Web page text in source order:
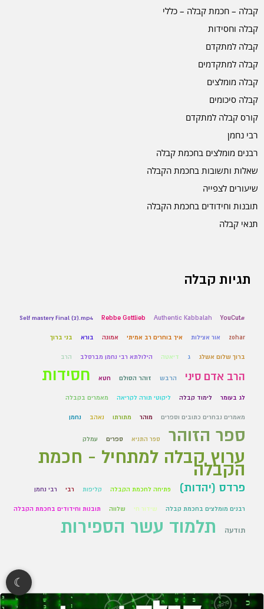
קבלה – חכמת קבלה – כללי
קבלה וחסידות
קבלה למתקדם
קבלה למתקדמים
קבלה מומלצים
קבלה סיכומים
קורס קבלה למתקדם
רבי נחמן
רבנים מומלצים בחכמת קבלה
שאלות ותשובות בחכמת הקבלה
שיעורים לצפייה
תובנות וחידודים בחכמת הקבלה
תנאי קבלה
תגיות קבלה
#YouCut
Authentic Kabbalah
Rebbe Gottlieb
Self mastery Final (2).mp4
zohar אור אצילות איך בוחרים רב אמיתי אמונה בורא בני ברוך
ברוך שלום אשלג ג דיאטה הילולתא רבי נחמן מברסלב הרב
הרב אדם סיני הרבש זוהר הסולם חטא חסידות
לג בעומר לימוד קבלה ליקוטי תורה לקריאה מאמרים בקבלה
מאמרים נבחרים כתובים וספרים מוהר מתורתו נאהב נחמן
ספר הזוהר ספר התניא ספרים עמלק
ערוץ קבלה למתחיל - חכמת
הקבלה
פרדס (יהדות) פתיחה לחכמת הקבלה קליפות רבי רבי נחמן
רבנים מומלצים בחכמת קבלה שידור חי שלווה תובנות וחידודים בחכמת הקבלה
תודעה תלמוד עשר הספירות
☾